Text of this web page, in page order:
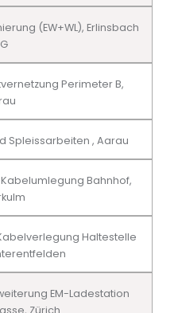
(EW+WL), Erlinsbach
Perimeter B,
Spleissarbeiten , Aarau
Bahnhof,
Haltestelle
EM-Ladestation
Zürich